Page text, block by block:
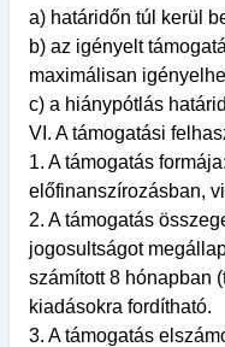
a) határidőn túl kerül
b) az igényelt
maximálisan
c) a hiánypótlás
VI. A támogatási
1. A támogatás
előfinanszírozásban,
2. A támogatás
jogosultságot
számított 8 hónapban
kiadásokra fordítható.
3. A támogatás